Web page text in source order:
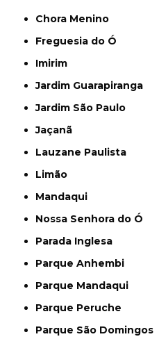
Chora Menino
Freguesia do Ó
Imirim
Jardim Guarapiranga
Jardim São Paulo
Jaçanã
Lauzane Paulista
Limão
Mandaqui
Nossa Senhora do Ó
Parada Inglesa
Parque Anhembi
Parque Mandaqui
Parque Peruche
Parque São Domingos